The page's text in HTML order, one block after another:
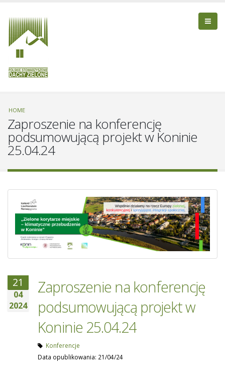
HOME
Zaproszenie na konferencję
podsumowującą projekt w Koninie
25.04.24
21
04
2024
Zaproszenie na konferencję
podsumowującą projekt w
Koninie 25.04.24
Konferencje
Data opublikowania: 21/04/24